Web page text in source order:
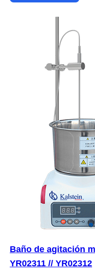
Baño de agitación
YR02311 // YR02312